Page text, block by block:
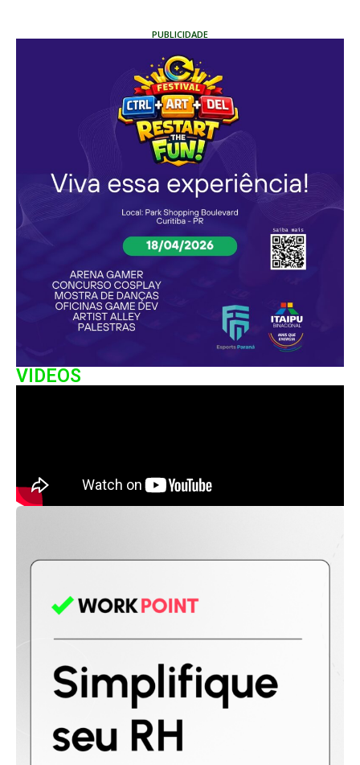
PUBLICIDADE
VIDEOS